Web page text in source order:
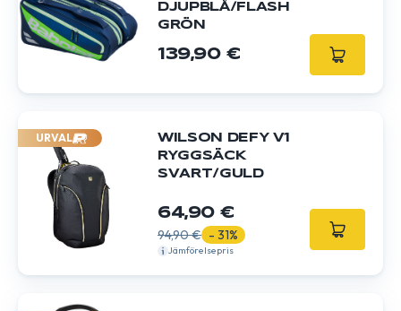
DJUPBLÅ/FLASH
GRÖN
139,90 €
URVAL
WILSON DEFY V1
RYGGSÄCK
SVART/GULD
64,90 €
94,90 € - 31%
Jämförelsepris